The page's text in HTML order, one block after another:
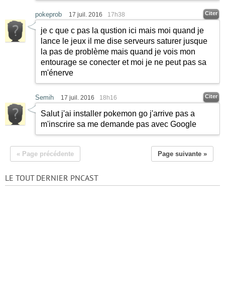
pokeprob 17 juil. 2016 17h38 Citer
je c que c pas la qustion ici mais moi quand je
lance le jeux il me dise serveurs saturer jusque
la pas de problème mais quand je vois mon
entourage se conecter et moi je ne peut pas sa
m'énerve
Semih 17 juil. 2016 18h16 Citer
Salut j'ai installer pokemon go j'arrive pas a
m'inscrire sa me demande pas avec Google
« Page précédente Page suivante »
LE TOUT DERNIER PNCAST